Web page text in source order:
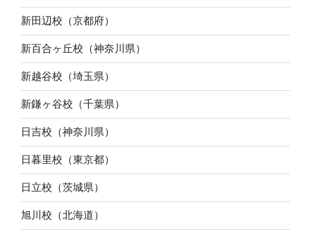
新田辺校（京都府）
新百合ヶ丘校（神奈川県）
新越谷校（埼玉県）
新鎌ヶ谷校（千葉県）
日吉校（神奈川県）
日暮里校（東京都）
日立校（茨城県）
旭川校（北海道）